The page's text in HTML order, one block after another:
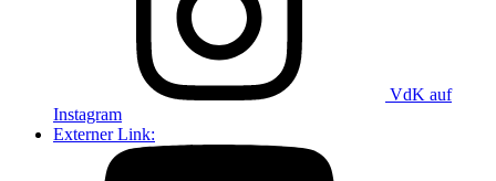
VdK auf
Instagram
Externer Link: